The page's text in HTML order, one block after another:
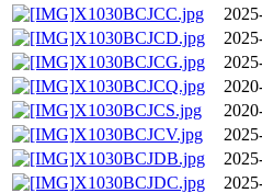
X1030BCJCC.jpg
X1030BCJCD.jpg
X1030BCJCG.jpg
X1030BCJCQ.jpg
X1030BCJCS.jpg
X1030BCJCV.jpg
X1030BCJDB.jpg
X1030BCJDC.jpg